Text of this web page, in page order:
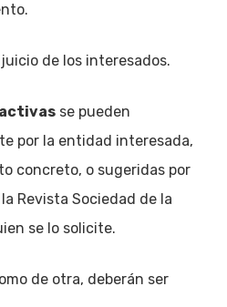
de los interesados.
se pueden
por la entidad interesada,
concreto, o sugeridas por
Revista Sociedad de la
se lo solicite.
de otra, deberán ser
Eventos